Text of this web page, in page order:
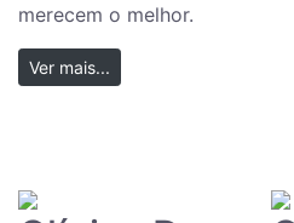
merecem o melhor.
Ver mais...